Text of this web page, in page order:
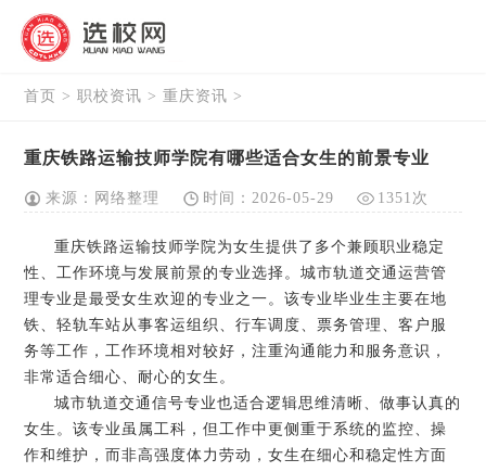
首页 >职校资讯 >重庆资讯 >
重庆铁路运输技师学院有哪些适合女生的前景专业
来源：网络整理 时间：2026-05-29 1351次
重庆铁路运输技师学院为女生提供了多个兼顾职业稳定
性、工作环境与发展前景的专业选择。城市轨道交通运营管
理专业是最受女生欢迎的专业之一。该专业毕业生主要在地
铁、轻轨车站从事客运组织、行车调度、票务管理、客户服
务等工作，工作环境相对较好，注重沟通能力和服务意识，
非常适合细心、耐心的女生。
城市轨道交通信号专业也适合逻辑思维清晰、做事认真的
女生。该专业虽属工科，但工作中更侧重于系统的监控、操
作和维护，而非高强度体力劳动，女生在细心和稳定性方面